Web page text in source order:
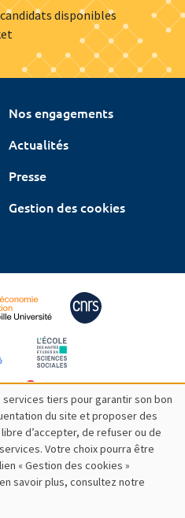
disponibles
Nos engagements
Actualités
Presse
Gestion des cookies
tiers pour garantir son bon
du site et proposer des
d’accepter, de refuser ou de
Votre choix pourra être
« Gestion des cookies »
savoir plus, consultez notre